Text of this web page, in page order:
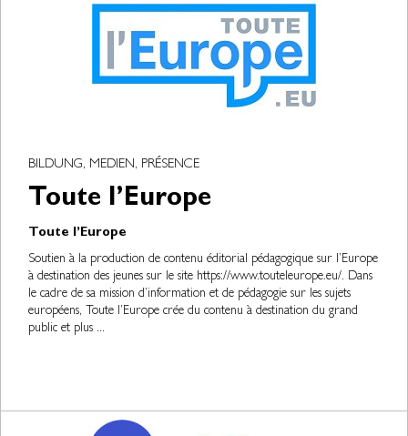
BILDUNG, MEDIEN, PRÉSENCE
Toute l’Europe
Toute l’Europe
Soutien à la production de contenu éditorial pédagogique sur l’Europe
à destination des jeunes sur le site https://www.touteleurope.eu/. Dans
le cadre de sa mission d’information et de pédagogie sur les sujets
européens, Toute l’Europe crée du contenu à destination du grand
public et plus ...